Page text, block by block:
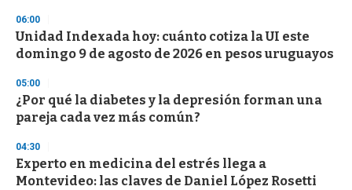
d
s
06:00
Unidad Indexada hoy: cuánto cotiza la UI este
domingo 9 de agosto de 2026 en pesos uruguayos
05:00
¿Por qué la diabetes y la depresión forman una
pareja cada vez más común?
04:30
Experto en medicina del estrés llega a
Montevideo: las claves de Daniel López Rosetti